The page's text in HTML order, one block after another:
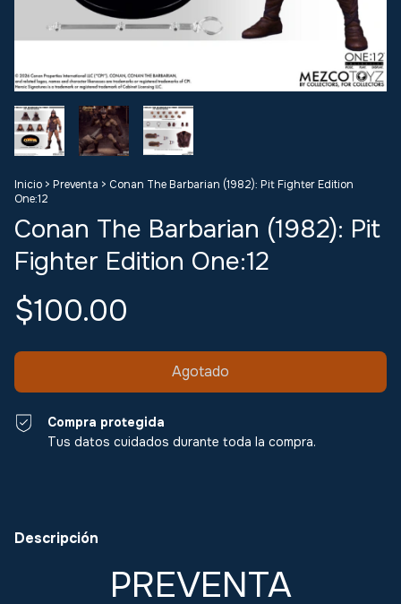
Inicio > Preventa > Conan The Barbarian (1982): Pit Fighter Edition
One:12
Conan The Barbarian (1982): Pit
Fighter Edition One:12
$100.00
Compra protegida
Tus datos cuidados durante toda la compra.
Descripción
PREVENTA